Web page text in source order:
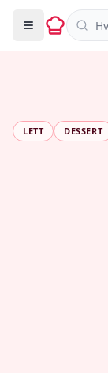
Søk i
LETT DESSERT